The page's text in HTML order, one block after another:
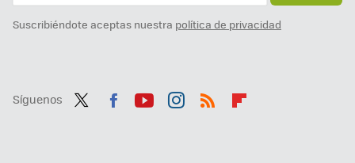
Suscribiéndote aceptas nuestra política de privacidad
Síguenos